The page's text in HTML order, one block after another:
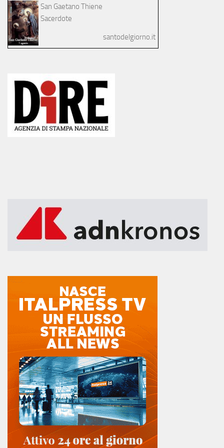
San Gaetano Thiene
Sacerdote
santodelgiorno.it